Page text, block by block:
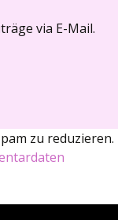
via E-Mail.
zu reduzieren.